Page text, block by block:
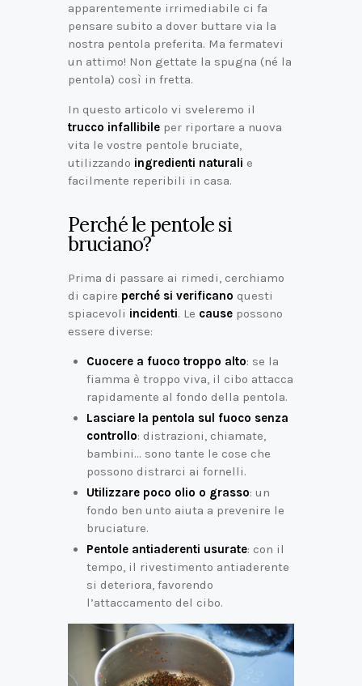
apparentemente irrimediabile ci fa
pensare subito a dover buttare via la
nostra pentola preferita. Ma fermatevi
un attimo! Non gettate la spugna (né la
pentola) così in fretta.
In questo articolo vi sveleremo il
trucco infallibile per riportare a nuova
vita le vostre pentole bruciate,
utilizzando ingredienti naturali e
facilmente reperibili in casa.
Perché le pentole si
bruciano?
Prima di passare ai rimedi, cerchiamo
di capire perché si verificano questi
spiacevoli incidenti. Le cause possono
essere diverse:
Cuocere a fuoco troppo alto: se la
fiamma è troppo viva, il cibo attacca
rapidamente al fondo della pentola.
Lasciare la pentola sul fuoco senza
controllo: distrazioni, chiamate,
bambini… sono tante le cose che
possono distrarci ai fornelli.
Utilizzare poco olio o grasso: un
fondo ben unto aiuta a prevenire le
bruciature.
Pentole antiaderenti usurate: con il
tempo, il rivestimento antiaderente
si deteriora, favorendo
l’attaccamento del cibo.